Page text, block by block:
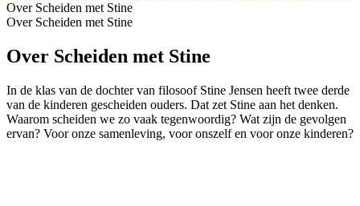
Over Scheiden met Stine
Over Scheiden met Stine
Over Scheiden met Stine
In de klas van de dochter van filosoof Stine Jensen heeft twee derde
van de kinderen gescheiden ouders. Dat zet Stine aan het denken.
Waarom scheiden we zo vaak tegenwoordig? Wat zijn de gevolgen
ervan? Voor onze samenleving, voor onszelf en voor onze kinderen?